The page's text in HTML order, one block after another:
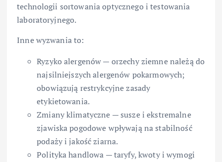
technologii sortowania optycznego i testowania
laboratoryjnego.
Inne wyzwania to:
Ryzyko alergenów — orzechy ziemne należą do
najsilniejszych alergenów pokarmowych;
obowiązują restrykcyjne zasady
etykietowania.
Zmiany klimatyczne — susze i ekstremalne
zjawiska pogodowe wpływają na stabilność
podaży i jakość ziarna.
Polityka handlowa — taryfy, kwoty i wymogi